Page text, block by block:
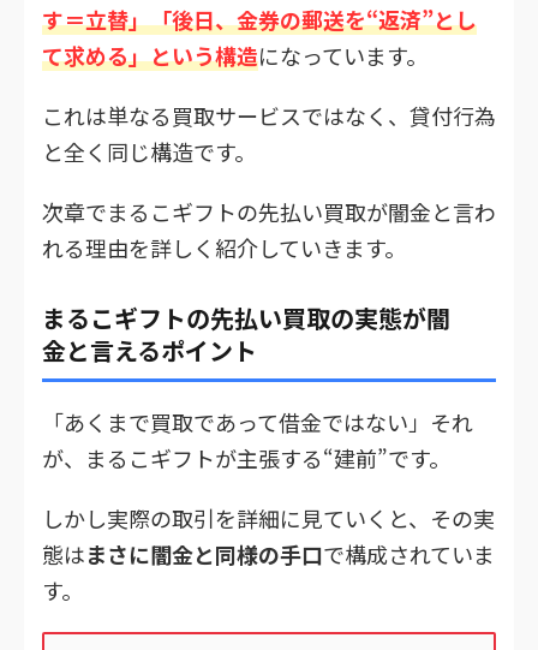
す＝立替」「後日、金券の郵送を“返済”とし
て求める」という構造になっています。
これは単なる買取サービスではなく、貸付行為
と全く同じ構造です。
次章でまるこギフトの先払い買取が闇金と言わ
れる理由を詳しく紹介していきます。
まるこギフトの先払い買取の実態が闇
金と言えるポイント
「あくまで買取であって借金ではない」それ
が、まるこギフトが主張する“建前”です。
しかし実際の取引を詳細に見ていくと、その実
態はまさに闇金と同様の手口で構成されていま
す。